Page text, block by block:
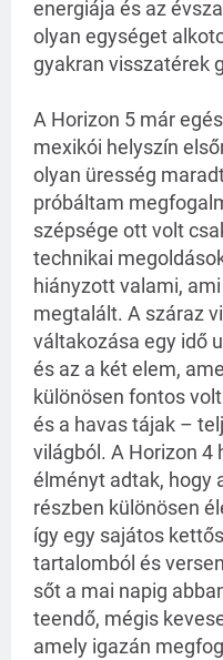
energiája és az
olyan egységet
gyakran visszatérek
A Horizon 5 már
mexikói helyszín
olyan üresség
próbáltam
szépsége ott volt
technikai
hiányzott valami,
megtalált. A száraz
váltakozása egy idő
és az a két elem,
különösen fontos
és a havas tájak –
világból. A Horizon 4
élményt adtak, hogy
részben különösen
így egy sajátos
tartalomból és
sőt a mai napig
teendő, mégis
amely igazán